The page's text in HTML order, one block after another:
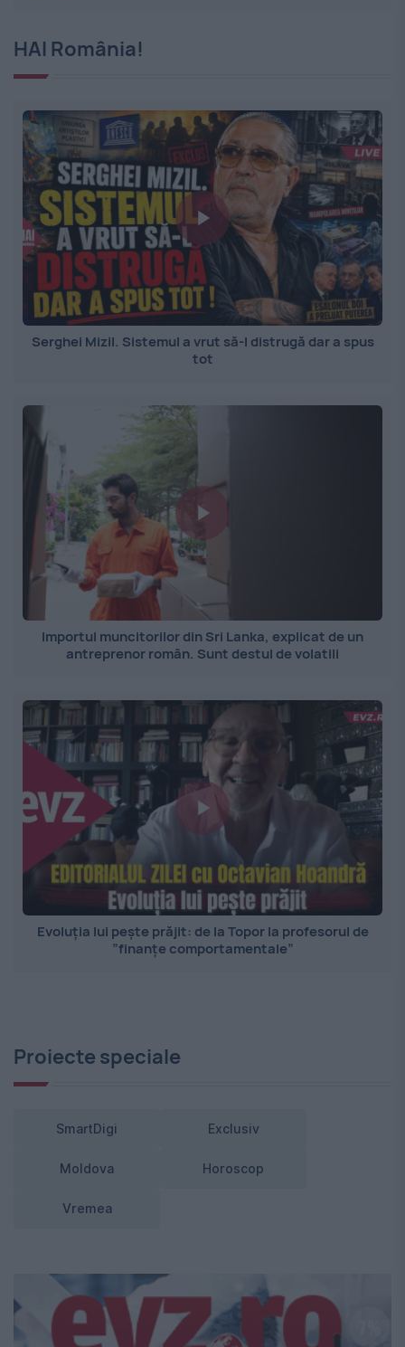
HAI România!
Serghei Mizil. Sistemul a vrut să-l distrugă dar a spus
tot
Importul muncitorilor din Sri Lanka, explicat de un
antreprenor român. Sunt destul de volatili
Evoluția lui pește prăjit: de la Topor la profesorul de
”finanțe comportamentale”
Proiecte speciale
SmartDigi Exclusiv
Moldova Horoscop
Vremea